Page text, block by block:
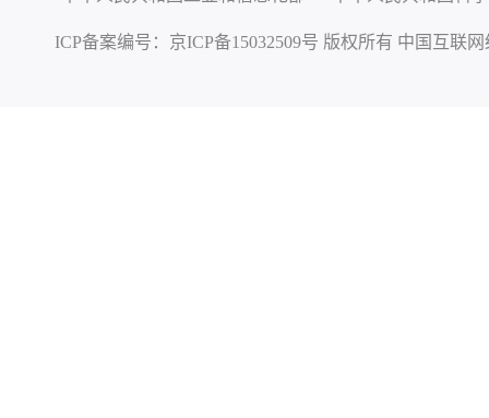
ICP备案编号： 京ICP备15032509号 版权所有 中国互联